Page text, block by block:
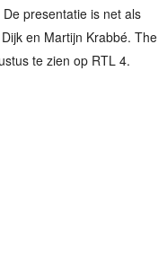
presentatie is net als
en Martijn Krabbé. The
te zien op RTL 4.